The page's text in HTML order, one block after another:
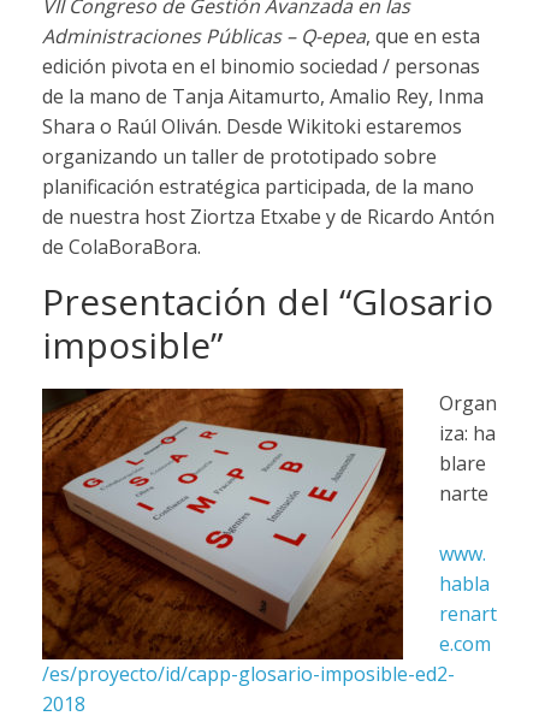
VII Congreso de Gestión Avanzada en las
Administraciones Públicas – Q-epea, que en esta
edición pivota en el binomio sociedad / personas
de la mano de Tanja Aitamurto, Amalio Rey, Inma
Shara o Raúl Oliván. Desde Wikitoki estaremos
organizando un taller de prototipado sobre
planificación estratégica participada, de la mano
de nuestra host Ziortza Etxabe y de Ricardo Antón
de ColaBoraBora.
Presentación del “Glosario
imposible”
Organ
iza: ha
blare
narte
www.
habla
renart
e.com
/es/proyecto/id/capp-glosario-imposible-ed2-
2018